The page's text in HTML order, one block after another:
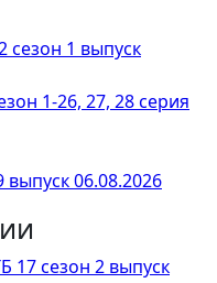
сезон 1 выпуск
1-26, 27, 28 серия
06.08.2026
сезон 2 выпуск